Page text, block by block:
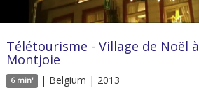
Télétourisme - Village de Noël à
Montjoie
6 min' | Belgium | 2013